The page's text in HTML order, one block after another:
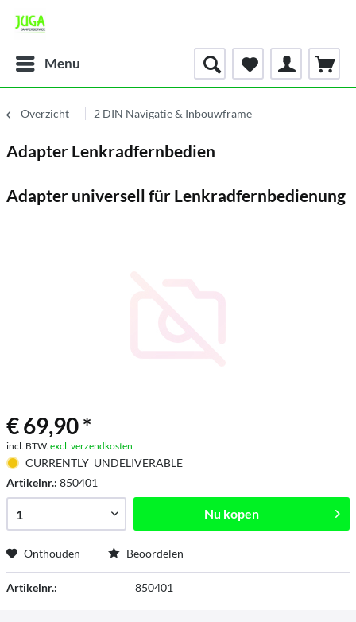
Menu
Overzicht 2 DIN Navigatie & Inbouwframe
Adapter Lenkradfernbedien
Adapter universell für Lenkradfernbedienung
€ 69,90 *
incl. BTW. excl. verzendkosten
CURRENTLY_UNDELIVERABLE
Artikelnr.: 850401
Nu kopen
Onthouden Beoordelen
Artikelnr.: 850401